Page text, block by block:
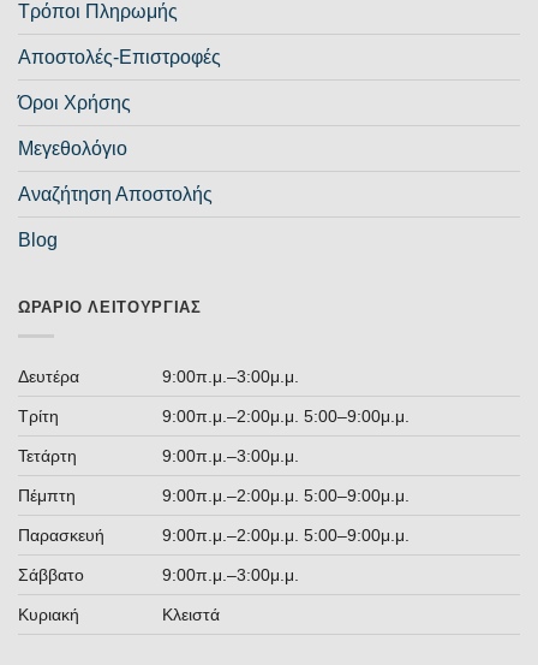
Τρόποι Πληρωμής
Αποστολές-Επιστροφές
Όροι Χρήσης
Μεγεθολόγιο
Αναζήτηση Αποστολής
Blog
ΩΡΆΡΙΟ ΛΕΙΤΟΥΡΓΊΑΣ
Δευτέρα 9:00π.μ.–3:00μ.μ.
Τρίτη 9:00π.μ.–2:00μ.μ. 5:00–9:00μ.μ.
Τετάρτη 9:00π.μ.–3:00μ.μ.
Πέμπτη 9:00π.μ.–2:00μ.μ. 5:00–9:00μ.μ.
Παρασκευή 9:00π.μ.–2:00μ.μ. 5:00–9:00μ.μ.
Σάββατο 9:00π.μ.–3:00μ.μ.
Κυριακή Κλειστά